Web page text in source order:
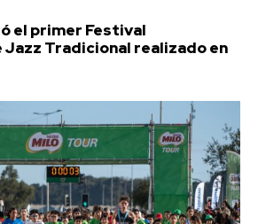
el primer Festival
Tradicional realizado en